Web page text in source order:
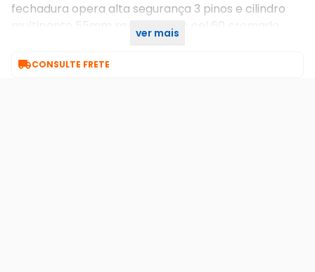
fechadura opera alta segurança 3 pinos e cilindro
multiponto 55mm rq4 201-55ac cel 60 cromado
ver mais
CONSULTE FRETE